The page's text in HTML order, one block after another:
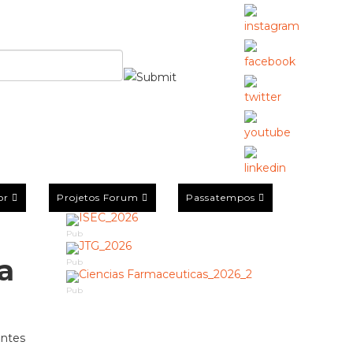
Projetos Forum Passatempos
Pub
Pub
Pub